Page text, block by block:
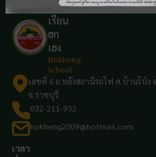
โรง
เรียน
ฮก
เฮง
Hokheng
School
เลขที่ 6 ถ.หลังสถานีรถไฟ ต.บ้านโป่ง
จ.ราชบุรี
032-211-932
hokheng2009@hotmail.com
เวลา